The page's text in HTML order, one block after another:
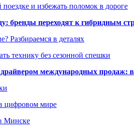
и избежать поломок в дороге
бренды переходят к гибридным
Разбираемся в деталях
технику без сезонной спешки
международных продаж:
цифровом мире
Минске